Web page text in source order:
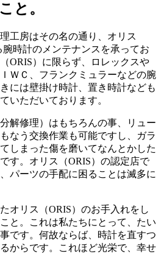
と。
工房はその名の通り、オリス
腕時計のメンテナンスを承ってお
ORIS）に限らず、ロレックスや
ＷＣ、フランクミュラーなどの腕
には壁掛け時計、置き時計なども
いただいております。
解修理）はもちろんの事、リュー
なう交換作業も可能ですし、ガラ
しまった傷を磨いてなんとかした
す。オリス（ORIS）の認定店で
パーツの手配に困ることは滅多に
オリス（ORIS）のお手入れをし
と。これは私たちにとって、たい
です。何故ならば、時計を直すつ
からです。これほど光栄で、幸せ